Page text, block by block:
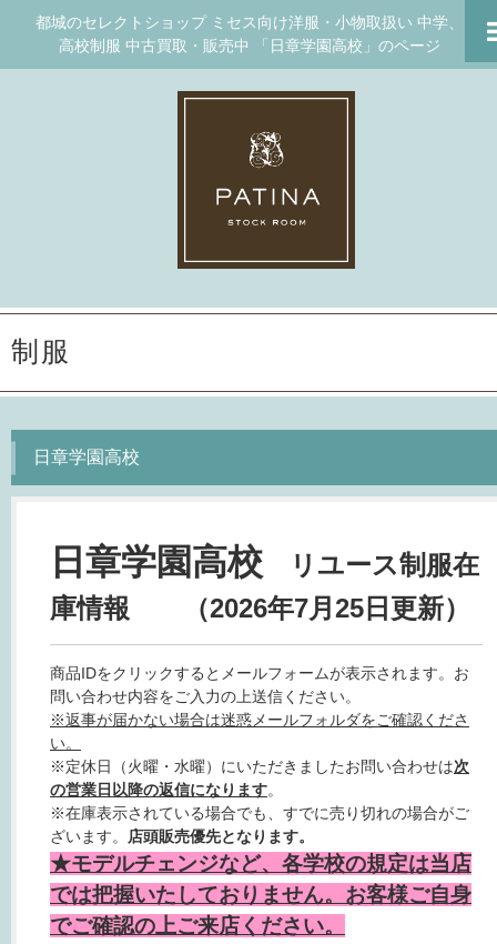
都城のセレクトショップ ミセス向け洋服・小物取扱い 中学、
高校制服 中古買取・販売中 「日章学園高校」のページ
制服
日章学園高校
日章学園高校 リユース制服在
庫情報 （2026年7月25日更新）
商品IDをクリックするとメールフォームが表示されます。お
問い合わせ内容をご入力の上送信ください。
※返事が届かない場合は迷惑メールフォルダをご確認くださ
い。
※定休日（火曜・水曜）にいただきましたお問い合わせは次
の営業日以降の返信になります。
※在庫表示されている場合でも、すでに売り切れの場合がご
ざいます。
店頭販売優先となります。
★モデルチェンジなど、各学校の規定は当店
では把握いたしておりません。お客様ご自身
でご確認の上ご来店ください。